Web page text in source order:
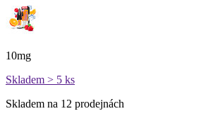
10mg
Skladem > 5 ks
Skladem na 12 prodejnách